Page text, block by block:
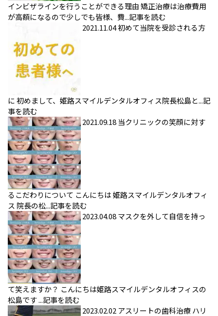
インビザラインを行うことができる理由矯正治療は治療費用
が高額になるので少しでも皆様、費...記事を読む
2021.11.04初めて当院を受診される方
に初めまして、姫路スマイルデンタルオフィス院長松島と...記
事を読む
2021.09.18 当クリニックの笑顔に対す
るこだわりについて こんにちは 姫路スマイルデンタルオフィ
ス 院長の松...記事を読む
2023.04.08マスクを外して自信を持っ
て笑えますか？ こんにちは姫路スマイルデンタルオフィスの
松島です ...記事を読む
2023.02.02 アスリートの歯科治療ハリ